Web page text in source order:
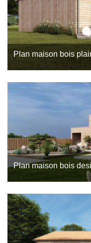
Plan maison bois
Plan maison bois
constructeur de maison
maison…